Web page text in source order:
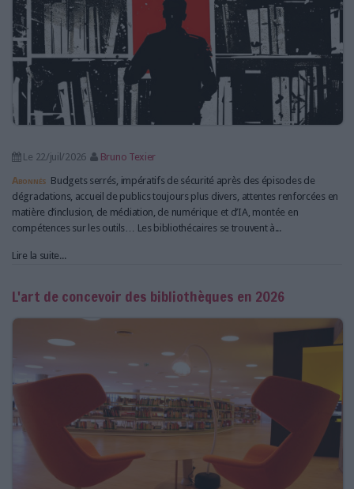
L'AGENDA
L'ANNUAIRE DES ACTEURS
LES LIVRES BLANCS
LES SUPPLÉMENTS
NOS OFFRES D'ABONNEMENTS
Le 22/juil/2026
Bruno Texier
Abonnés Budgets serrés, impératifs de sécurité après des épisodes de
dégradations, accueil de publics toujours plus divers, attentes renforcées en
matière d’inclusion, de médiation, de numérique et d’IA, montée en
compétences sur les outils… Les bibliothécaires se trouvent à...
Lire la suite...
L'art de concevoir des bibliothèques en 2026